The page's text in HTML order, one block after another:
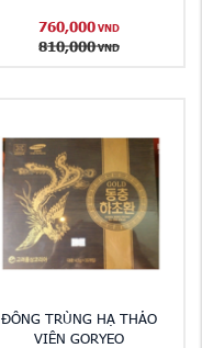
760,000 VND
810,000 VND
ĐÔNG TRÙNG HẠ THẢO
VIÊN GORYEO